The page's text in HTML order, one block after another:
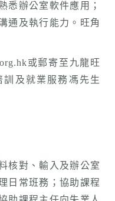
悉辦公室軟件應用；
通及執行能力。旺角
或郵寄至九龍旺
訓及就業服務馮先生
核對、輸入及辦公室
日常班務；協助課程